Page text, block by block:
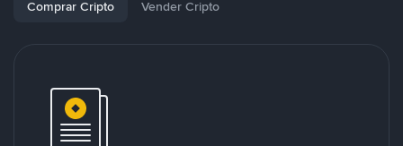
Comprar Cripto Vender Cripto